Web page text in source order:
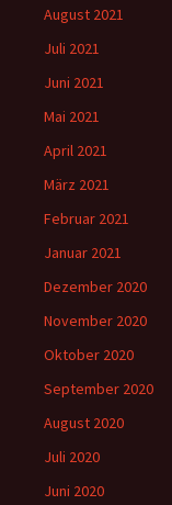
August 2021
Juli 2021
Juni 2021
Mai 2021
April 2021
März 2021
Februar 2021
Januar 2021
Dezember 2020
November 2020
Oktober 2020
September 2020
August 2020
Juli 2020
Juni 2020